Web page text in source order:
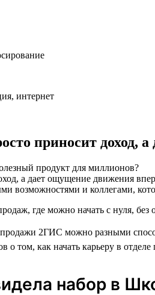
интернет
приносит доход,
продукт для миллионов?
возможностями и коллегами,
где можно начать с нуля, без
2ГИС можно разными
о том, как начать карьеру в
набор в